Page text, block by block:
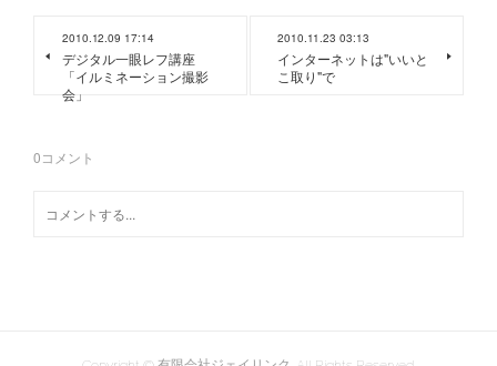
2010.12.09 17:14
デジタル一眼レフ講座
「イルミネーション撮影
会」
2010.11.23 03:13
インターネットは"いいと
こ取り"で
0コメント